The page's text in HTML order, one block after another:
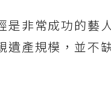
是非常成功的藝
遺產規模，並不